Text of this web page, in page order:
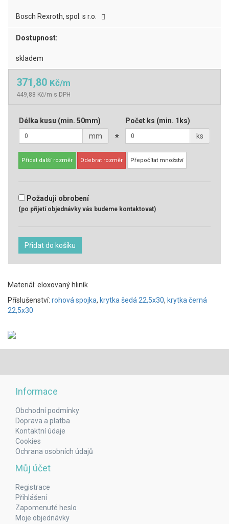
Bosch Rexroth, spol. s r.o.
Dostupnost:
skladem
371,80 Kč/m
449,88 Kč/m s DPH
Délka kusu (min. 50mm)
mm
*
Počet ks (min. 1ks)
ks
Přidat další rozměr Odebrat rozměr Přepočítat množství
Požaduji obrobení
(po přijetí objednávky vás budeme kontaktovat)
Přidat do košíku
Materiál: eloxovaný hliník
Příslušenství: rohová spojka, krytka šedá 22,5x30, krytka černá
22,5x30
Informace
Obchodní podmínky
Doprava a platba
Kontaktní údaje
Cookies
Ochrana osobních údajů
Můj účet
Registrace
Přihlášení
Zapomenuté heslo
Moje objednávky